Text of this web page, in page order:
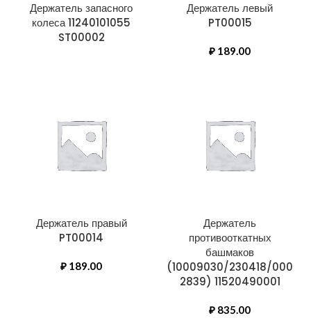
Держатель запасного
колеса 11240101055
ST00002
Держатель левый
PT00015
₽ 189.00
Держатель правый
PT00014
₽ 189.00
Держатель
противооткатных
башмаков
(10009030/230418/000
2839) 11520490001
₽ 835.00